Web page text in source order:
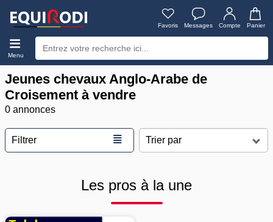
Favoris Messages Compte Panier
Menu
Jeunes chevaux Anglo-Arabe de
Croisement à vendre
0 annonces
Filtrer ≣
Les pros à la une